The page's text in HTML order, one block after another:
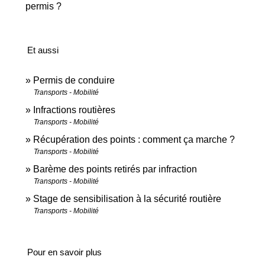
permis ?
Et aussi
Permis de conduire
Transports - Mobilité
Infractions routières
Transports - Mobilité
Récupération des points : comment ça marche ?
Transports - Mobilité
Barème des points retirés par infraction
Transports - Mobilité
Stage de sensibilisation à la sécurité routière
Transports - Mobilité
Pour en savoir plus